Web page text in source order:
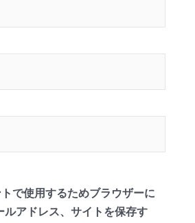
で使用するためブラウザーに
ルアドレス、サイトを保存す